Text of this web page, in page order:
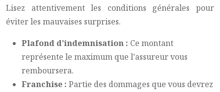
Lisez attentivement les conditions générales pour
éviter les mauvaises surprises.
Plafond d’indemnisation : Ce montant
représente le maximum que l’assureur vous
remboursera.
Franchise : Partie des dommages que vous devrez